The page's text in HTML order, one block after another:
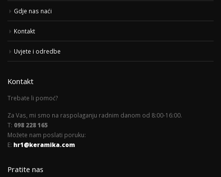
Gdje nas naći
Kontakt
Uvjete i odredbe
Kontakt
Trebate li pomoć?
Za Vas, mi smo na raspolaganju radnim danom od 8:00-16:00.
T: 098 228 165
Možete nam poslati poruku:
E: hr1@keramika.com
Pratite nas